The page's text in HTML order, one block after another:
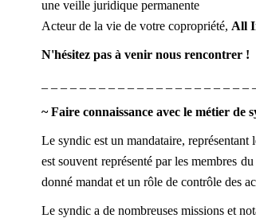
une veille juridique permanente
Acteur de la vie de votre copropriété, All
N'hésitez pas à venir nous rencontrer !
~ Faire connaissance avec le métier de
Le syndic est un mandataire,
est souvent représenté par les membres
donné mandat et un rôle de contrôle des
Le syndic a de nombreuses missions et